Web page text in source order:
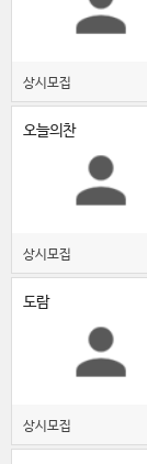
상시모집
오늘의찬
상시모집
도람
상시모집